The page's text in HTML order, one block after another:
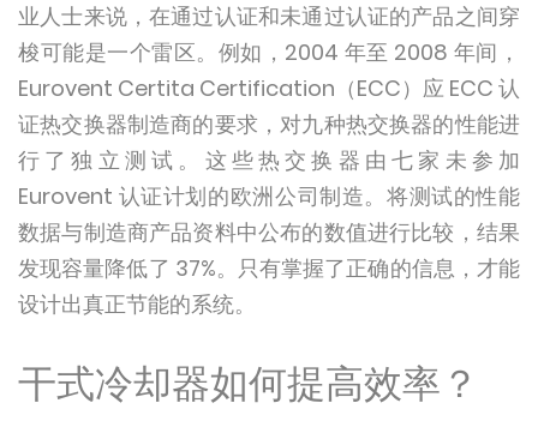
业人士来说，在通过认证和未通过认证的产品之间穿
梭可能是一个雷区。例如，2004 年至 2008 年间，
Eurovent Certita Certification（ECC）应 ECC 认
证热交换器制造商的要求，对九种热交换器的性能进
行了独立测试。这些热交换器由七家未参加
Eurovent 认证计划的欧洲公司制造。将测试的性能
数据与制造商产品资料中公布的数值进行比较，结果
发现容量降低了 37%。只有掌握了正确的信息，才能
设计出真正节能的系统。
干式冷却器如何提高效率？